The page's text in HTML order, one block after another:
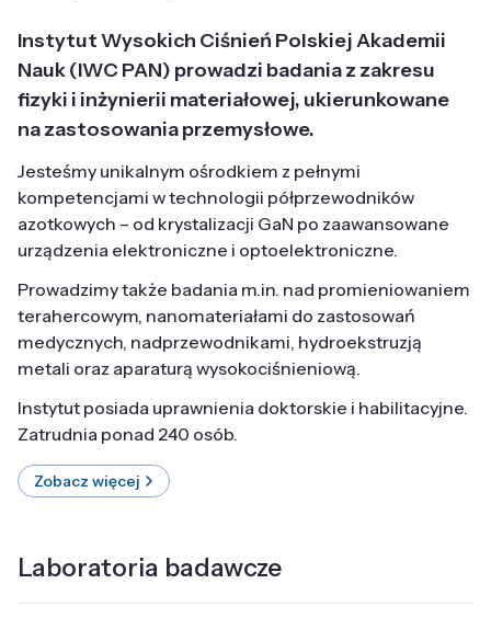
Instytut Wysokich Ciśnień Polskiej Akademii
Nauk (IWC PAN) prowadzi badania z zakresu
fizyki i inżynierii materiałowej, ukierunkowane
na zastosowania przemysłowe.
Jesteśmy unikalnym ośrodkiem z pełnymi
kompetencjami w technologii półprzewodników
azotkowych – od krystalizacji GaN po zaawansowane
urządzenia elektroniczne i optoelektroniczne.
Prowadzimy także badania m.in. nad promieniowaniem
terahercowym, nanomateriałami do zastosowań
medycznych, nadprzewodnikami, hydroekstruzją
metali oraz aparaturą wysokociśnieniową.
Instytut posiada uprawnienia doktorskie i habilitacyjne.
Zatrudnia ponad 240 osób.
Zobacz więcej
Laboratoria badawcze